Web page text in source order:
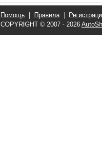
Помощь Правила|
COPYRIGHT © 2007 - 2026